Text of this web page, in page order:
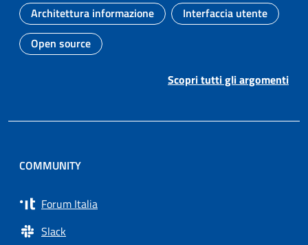
Argomento:
Architettura informazione
Argomento:
Interfaccia utente
Argomento:
Open source
Scopri tutti gli argomenti
COMMUNITY
Forum Italia
Slack